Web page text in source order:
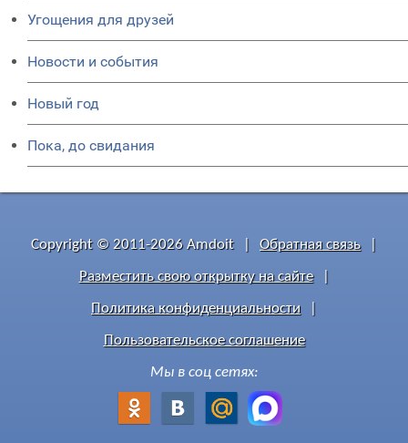
Угощения для друзей
Новости и события
Новый год
Пока, до свидания
Copyright © 2011-2026 Amdoit Обратная связь
Разместить свою открытку на сайте
Политика конфиденциальности
Пользовательское соглашение
Мы в соц сетях: